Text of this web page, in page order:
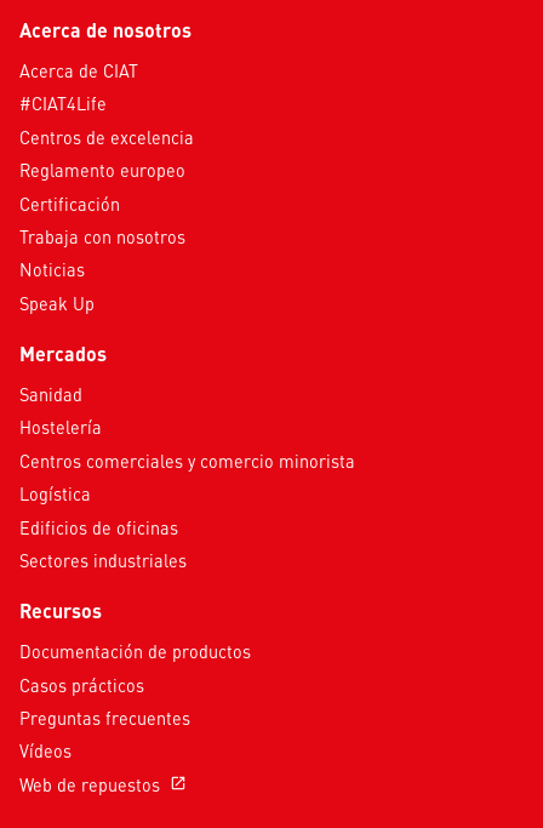
Acerca de nosotros
Acerca de CIAT
#CIAT4Life
Centros de excelencia
Reglamento europeo
Certificación
Trabaja con nosotros
Noticias
Speak Up
Mercados
Sanidad
Hostelería
Centros comerciales y comercio minorista
Logística
Edificios de oficinas
Sectores industriales
Recursos
Documentación de productos
Casos prácticos
Preguntas frecuentes
Vídeos
Web de repuestos
open_in_new